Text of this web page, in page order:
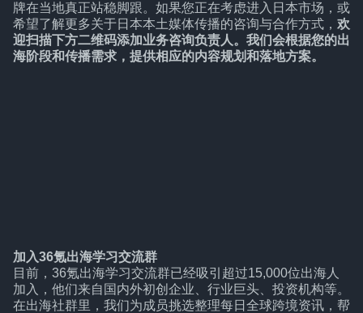
牌在当地真正站稳脚跟。如果您正在考虑进入日本市场，或
希望了解更多关于日本本土媒体传播的咨询与合作方式， 欢
迎扫描下方二维码添加业务咨询负责人。我们会根据您的出
海阶段和传播需求，提供相应的内容规划和落地方案。
加入36氪出海学习交流群
目前，36氪出海学习交流群已经吸引超过15,000位出海人
加入，他们来自国内外初创企业、行业巨头、投资机构等。
在出海社群里，我们为成员挑选整理每日全球跨境资讯，帮